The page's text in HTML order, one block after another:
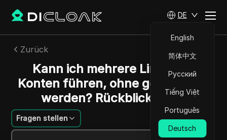
DE
English
简体中文
Русский
Tiếng Việt
Português
Deutsch
Zurück
Kann ich mehrere LinkedIn-
Konten führen, ohne gesperrt zu
werden? Rückblick 2024
Fragen stellen